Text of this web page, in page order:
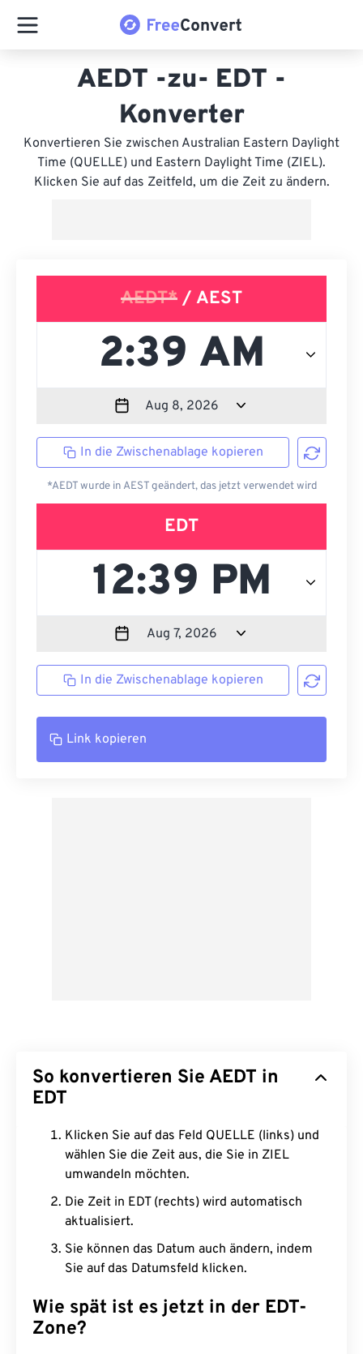
AEDT -zu- EDT -
Konverter
Konvertieren Sie zwischen Australian Eastern Daylight
Time (QUELLE) und Eastern Daylight Time (ZIEL).
Klicken Sie auf das Zeitfeld, um die Zeit zu ändern.
AEDT* / AEST
In die Zwischenablage kopieren
*AEDT wurde in AEST geändert, das jetzt verwendet wird
EDT
In die Zwischenablage kopieren
Link kopieren
So konvertieren Sie AEDT in
EDT
Klicken Sie auf das Feld QUELLE (links) und
wählen Sie die Zeit aus, die Sie in ZIEL
umwandeln möchten.
Die Zeit in EDT (rechts) wird automatisch
aktualisiert.
Sie können das Datum auch ändern, indem
Sie auf das Datumsfeld klicken.
Wie spät ist es jetzt in der EDT-
Zone?